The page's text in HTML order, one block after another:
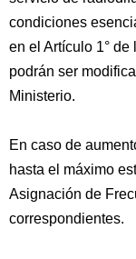
condiciones
en el Artículo 1°
podrán ser
Ministerio.
En caso de
hasta el máximo
Asignación de
correspondientes.